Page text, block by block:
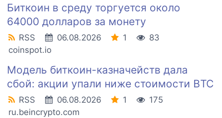
Биткоин в среду торгуется около
64000 долларов за монету
RSS 06.08.2026 1
83
coinspot.io
Модель биткоин-казначейств дала
сбой: акции упали ниже стоимости BTC
RSS 06.08.2026 1
175
ru.beincrypto.com